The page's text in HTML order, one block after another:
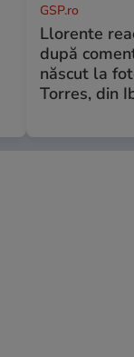
GSP.ro
Llorente
după
născut la
Torres, din